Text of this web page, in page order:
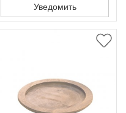
Уведомить